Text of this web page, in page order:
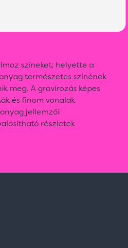
színeket; helyette a
természetes színének
meg. A gravírozás képes
és finom vonalak
jellemzői
részletek